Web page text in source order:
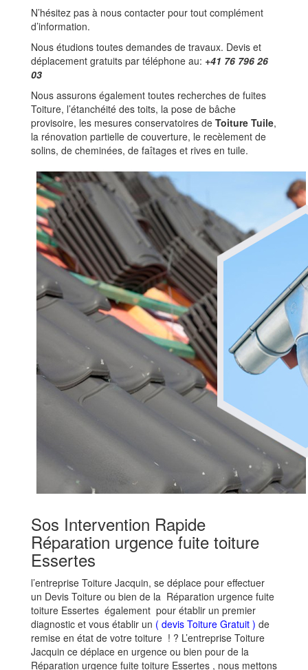
N’hésitez pas à nous contacter pour tout complément
d’information.
Nous étudions toutes demandes de travaux. Devis et
déplacement gratuits par téléphone au: +41 76 796 26
03
Nous assurons également toutes recherches de fuites
Toiture, l’étanchéité des toits, la pose de bâche
provisoire, les mesures conservatoires de Toiture Tuile,
la rénovation partielle de couverture, le recèlement de
solins, de cheminées, de faîtages et rives en tuile.
Sos Intervention Rapide
Réparation urgence fuite toiture
Essertes
l’entreprise Toiture Jacquin, se déplace pour effectuer
un Devis Toiture ou bien de la Réparation urgence fuite
toiture Essertes également pour établir un premier
diagnostic et vous établir un ( devis Toiture Gratuit ) de
remise en état de votre toiture ! ? L’entreprise Toiture
Jacquin ce déplace en urgence ou bien pour de la
Réparation urgence fuite toiture Essertes , nous mettons